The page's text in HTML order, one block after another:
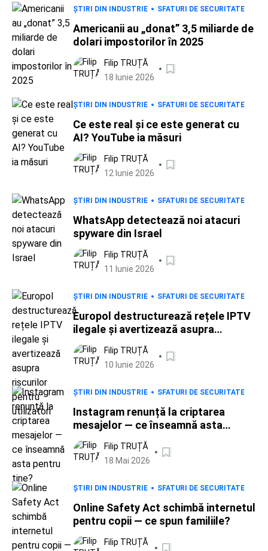
ȘTIRI DIN INDUSTRIE SFATURI DE SECURITATE
Americanii au „donat” 3,5 miliarde de
dolari impostorilor în 2025
Filip TRUȚĂ
18 Iunie 2026
ȘTIRI DIN INDUSTRIE SFATURI DE SECURITATE
Ce este real și ce este generat cu
AI? YouTube ia măsuri
Filip TRUȚĂ
12 Iunie 2026
ȘTIRI DIN INDUSTRIE SFATURI DE SECURITATE
WhatsApp detectează noi atacuri
spyware din Israel
Filip TRUȚĂ
11 Iunie 2026
ȘTIRI DIN INDUSTRIE SFATURI DE SECURITATE
Europol destructurează rețele IPTV
ilegale și avertizează asupra
riscurilor pentru utilizatori
Filip TRUȚĂ
10 Iunie 2026
ȘTIRI DIN INDUSTRIE SFATURI DE SECURITATE
Instagram renunță la criptarea
mesajelor — ce înseamnă asta
pentru tine?
Filip TRUȚĂ
18 Mai 2026
ȘTIRI DIN INDUSTRIE SFATURI DE SECURITATE
Online Safety Act schimbă internetul
pentru copii — ce spun familiile?
Filip TRUȚĂ